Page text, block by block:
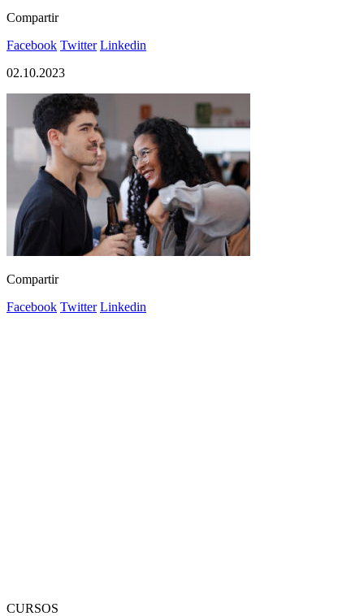
Compartir
Facebook Twitter Linkedin
02.10.2023
Compartir
Facebook Twitter Linkedin
CURSOS